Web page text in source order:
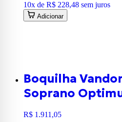
10x de R$ 228,48 sem juros
Adicionar
Boquilha
Soprano
R$ 1.911,05